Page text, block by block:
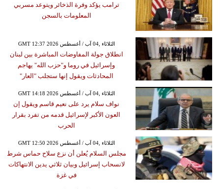
ترامب يؤكد وفرة الذخائر ويتوعد مسربي
المعلومات بالسجن
GMT 12:37 2026 الثلاثاء ,04 آب / أغسطس
انطلاق جولة المفاوضات المباشرة بين لبنان
وإسرائيل في روما و"حزب الله" يهاجم
المحادثات ويقول إنها ستجلب "العار"
GMT 14:18 2026 الثلاثاء ,04 آب / أغسطس
نواف سلام يرد على نعيم قاسم ويقول إن
العون الأكبر لإسرائيل قدمه من تفرد بقرار
الحرب
GMT 12:50 2026 الثلاثاء ,04 آب / أغسطس
مجلس السلام يُعلن أن نزع سلاح حماس شرط
لانسحاب إسرائيل وبيان ثلاثي يدين الانتهاكات
في غزة